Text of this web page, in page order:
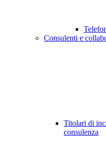
Consulenti e
Titolari di
consulenza